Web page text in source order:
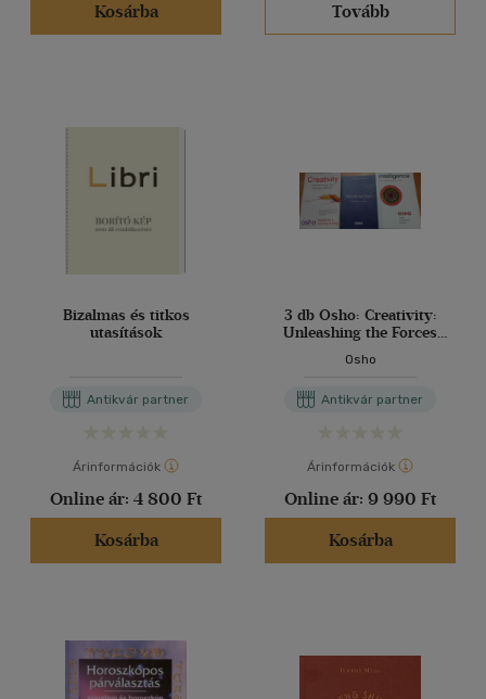
Kosárba
Tovább
Bizalmas és titkos
utasítások
Antikvár partner
Árinformációk
Online ár: 4 800 Ft
Kosárba
3 db Osho: Creativity:
Unleashing the Forces
Creative Response to Now
Last Freedom
Osho
Antikvár partner
Árinformációk
Online ár: 9 990 Ft
Kosárba